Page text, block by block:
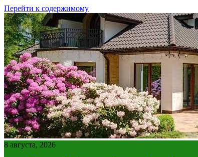
Перейти к содержимому
8 августа, 2026